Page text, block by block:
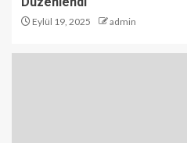
Eylül 19, 2025 admin